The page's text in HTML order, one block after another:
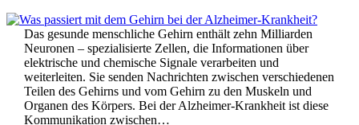
Das gesunde menschliche Gehirn enthält zehn Milliarden
Neuronen – spezialisierte Zellen, die Informationen über
elektrische und chemische Signale verarbeiten und
weiterleiten. Sie senden Nachrichten zwischen verschiedenen
Teilen des Gehirns und vom Gehirn zu den Muskeln und
Organen des Körpers. Bei der Alzheimer-Krankheit ist diese
Kommunikation zwischen…